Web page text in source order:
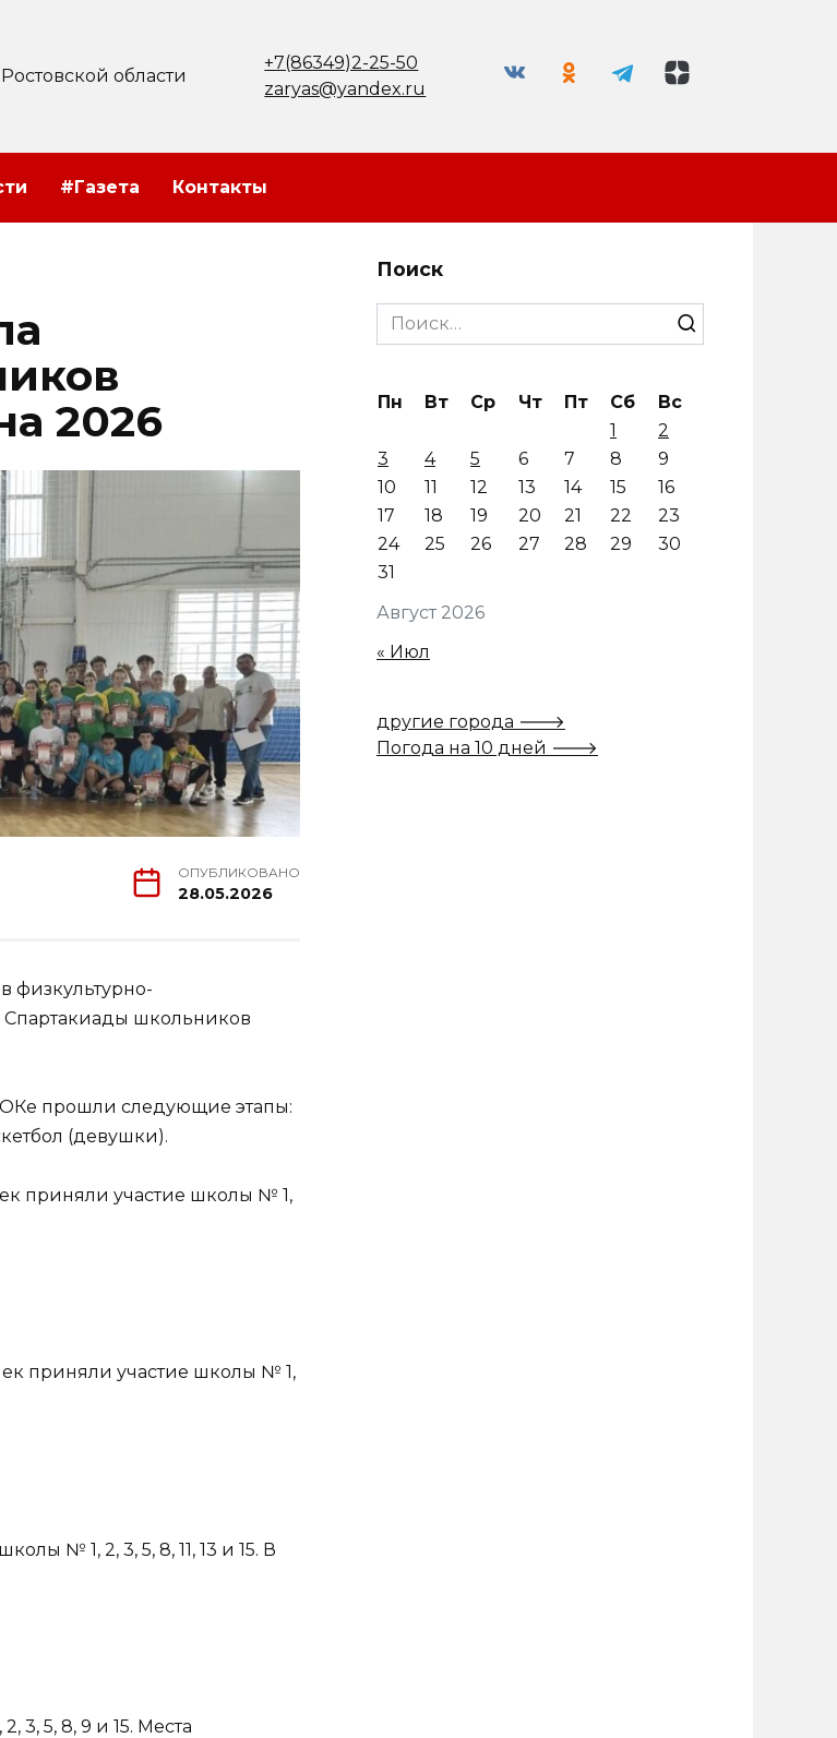
области
+7(86349)2-25-50
zaryas@yandex.ru
#Газета Контакты
2026
ОПУБЛИКОВАНО
28.05.2026
физкультурно-
школьников
прошли следующие этапы:
(девушки).
приняли участие школы № 1,
приняли участие школы № 1,
№ 1, 2, 3, 5, 8, 11, 13 и 15. В
3, 5, 8, 9 и 15. Места
Поиск
Search
for:
Август 2026
Пн Вт Ср Чт Пт Сб
Вс
1
2
3
4 5 6 7 8
9
10
11 12 13 14 15
16
17
18 19 20 21 22
23
24
25 26 27 28 29
30
31
« Июл
другие города 🡒
Погода на 10 дней 🡒